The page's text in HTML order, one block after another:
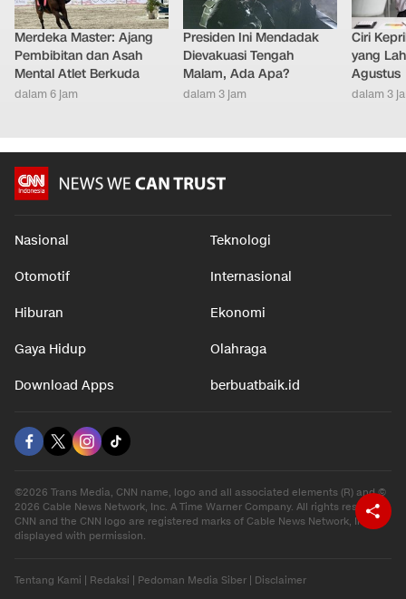
Merdeka Master: Ajang
Pembibitan dan Asah
Mental Atlet Berkuda
dalam 6 jam
Presiden Ini Mendadak
Dievakuasi Tengah
Malam, Ada Apa?
dalam 3 jam
Ciri
yang
Agustus
dalam 3
Nasional Teknologi
Otomotif Internasional
Hiburan Ekonomi
Gaya Hidup Olahraga
Download Apps berbuatbaik.id
©2026 Trans Media, CNN name, logo and all associated elements (R) and ©
2026 Cable News Network, Inc. A Time Warner Company. All rights reserved.
CNN and the CNN logo are registered marks of Cable News Network, Inc.,
displayed with permission.
Tentang Kami | Redaksi | Pedoman Media Siber | Disclaimer